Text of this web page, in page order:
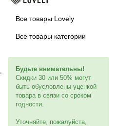
Все товары Lovely
Все товары категории
Будьте внимательны!
Скидки 30 или 50% могут
быть обусловлены уценкой
товара в связи со сроком
годности.
Уточняйте, пожалуйста,